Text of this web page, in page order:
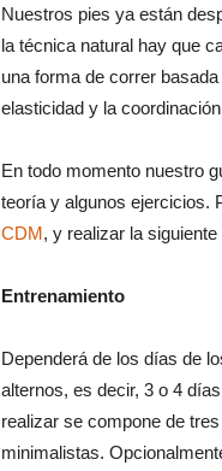
Nuestros pies ya están
la técnica natural hay que
una forma de correr
elasticidad y la
En todo momento nuestro
teoría y algunos ejercicios.
CDM, y realizar la
Entrenamiento
Dependerá de los días de
alternos, es decir, 3 o 4
realizar se compone de
minimalistas.